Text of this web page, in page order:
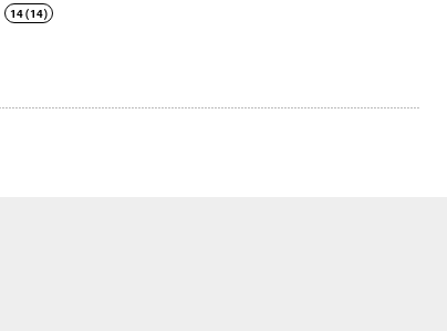
14 (14)